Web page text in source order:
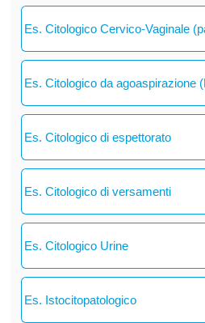
Es. Citologico Cervico-Vaginale
Es. Citologico da agoaspirazione
Es. Citologico di espettorato
Es. Citologico di versamenti
Es. Citologico Urine
Es. Istocitopatologico